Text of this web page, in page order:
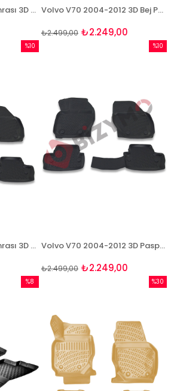
Volvo V70 2012 Ve Sonrası 3D Bej Paspas Takımı Bizymo Volvo V70 2004-2012 3D Bej Paspas Takımı Bizymo
₺2.249,00
₺2.499,00
Volvo V70 2012 Ve Sonrası 3D Paspas Takımı Bizymo
%10
Volvo V70 2004-2012 3D Paspas Takımı Bizymo
₺2.249,00
₺2.499,00
%10
%8
%30